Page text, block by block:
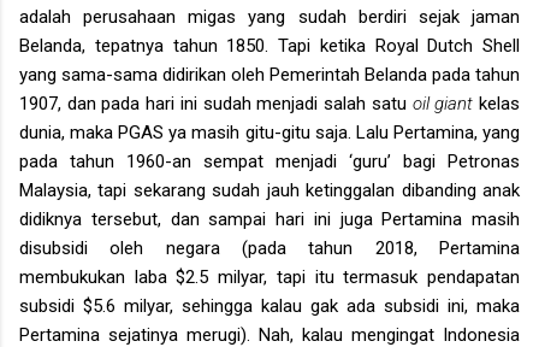
adalah perusahaan migas yang sudah berdiri sejak jaman
Belanda, tepatnya tahun 1850. Tapi ketika Royal Dutch Shell
yang sama-sama didirikan oleh Pemerintah Belanda pada tahun
1907, dan pada hari ini sudah menjadi salah satu oil giantkelas
dunia, maka PGAS ya masih gitu-gitu saja. Lalu Pertamina, yang
pada tahun 1960-an sempat menjadi ‘guru’ bagi Petronas
Malaysia, tapi sekarang sudah jauh ketinggalan dibanding anak
didiknya tersebut, dan sampai hari ini juga Pertamina masih
disubsidi oleh negara (pada tahun 2018, Pertamina
membukukan laba $2.5 milyar, tapi itu termasuk pendapatan
subsidi $5.6 milyar, sehingga kalau gak ada subsidi ini, maka
Pertamina sejatinya merugi). Nah, kalau mengingat Indonesia